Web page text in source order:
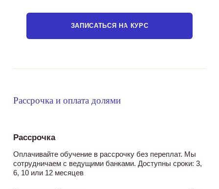
ЗАПИСАТЬСЯ НА КУРС
Рассрочка и оплата долями
Рассрочка
Оплачивайте обучение в рассрочку без переплат. Мы
сотрудничаем с ведущими банками. Доступны сроки: 3,
6, 10 или 12 месяцев